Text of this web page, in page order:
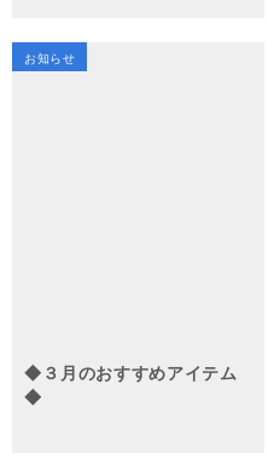
お知らせ
◆３月のおすすめアイテム
◆